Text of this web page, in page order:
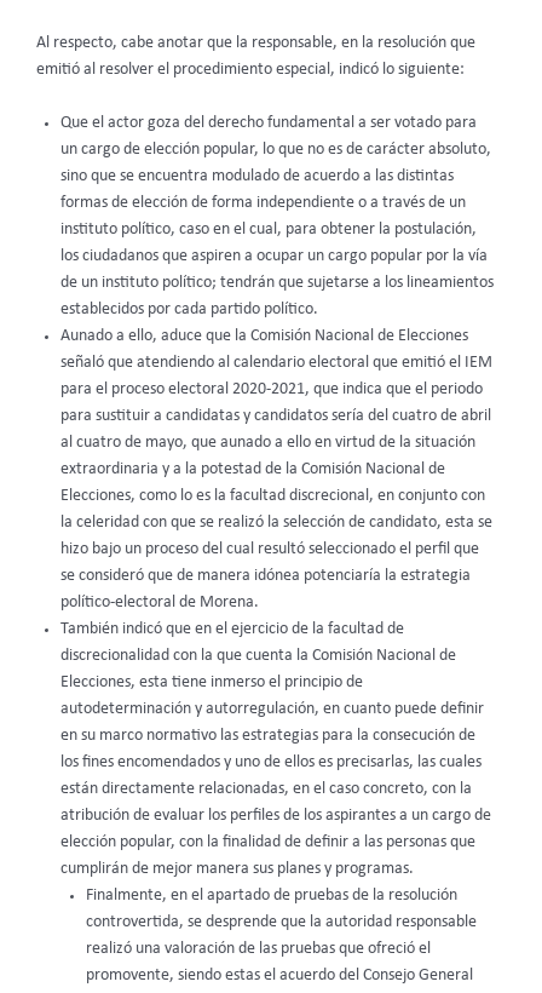
Al respecto, cabe anotar que la responsable, en la resolución que
emitió al resolver el procedimiento especial, indicó lo siguiente:
Que el actor goza del derecho fundamental a ser votado para
un cargo de elección popular, lo que no es de carácter absoluto,
sino que se encuentra modulado de acuerdo a las distintas
formas de elección de forma independiente o a través de un
instituto político, caso en el cual, para obtener la postulación,
los ciudadanos que aspiren a ocupar un cargo popular por la vía
de un instituto político; tendrán que sujetarse a los lineamientos
establecidos por cada partido político.
Aunado a ello, aduce que la Comisión Nacional de Elecciones
señaló que atendiendo al calendario electoral que emitió el IEM
para el proceso electoral 2020-2021, que indica que el periodo
para sustituir a candidatas y candidatos sería del cuatro de abril
al cuatro de mayo, que aunado a ello en virtud de la situación
extraordinaria y a la potestad de la Comisión Nacional de
Elecciones, como lo es la facultad discrecional, en conjunto con
la celeridad con que se realizó la selección de candidato, esta se
hizo bajo un proceso del cual resultó seleccionado el perfil que
se consideró que de manera idónea potenciaría la estrategia
político-electoral de Morena.
También indicó que en el ejercicio de la facultad de
discrecionalidad con la que cuenta la Comisión Nacional de
Elecciones, esta tiene inmerso el principio de
autodeterminación y autorregulación, en cuanto puede definir
en su marco normativo las estrategias para la consecución de
los fines encomendados y uno de ellos es precisarlas, las cuales
están directamente relacionadas, en el caso concreto, con la
atribución de evaluar los perfiles de los aspirantes a un cargo de
elección popular, con la finalidad de definir a las personas que
cumplirán de mejor manera sus planes y programas.
Finalmente, en el apartado de pruebas de la resolución
controvertida, se desprende que la autoridad responsable
realizó una valoración de las pruebas que ofreció el
promovente, siendo estas el acuerdo del Consejo General